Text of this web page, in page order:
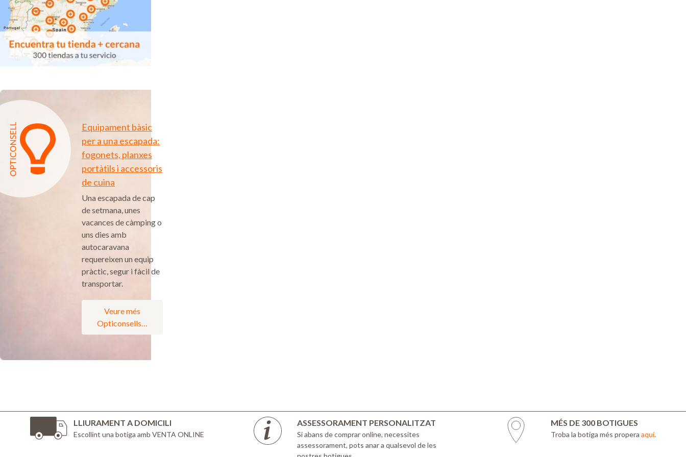
Equipament bàsic
per a una escapada:
fogonets, planxes
portàtils i accessoris
de cuina
Una escapada de cap
de setmana, unes
vacances de càmping o
uns dies amb
autocaravana
requereixen un equip
pràctic, segur i fàcil de
transportar.
Veure més
Opticonsells…
LLIURAMENT A DOMICILI
Escollint una botiga amb VENTA ONLINE
ASSESSORAMENT PERSONALITZAT
Si abans de comprar online, necessites
assessorament, pots anar a qualsevol de les
MÉS DE 300 BOTIGUES
Troba la botiga més properaaquí.